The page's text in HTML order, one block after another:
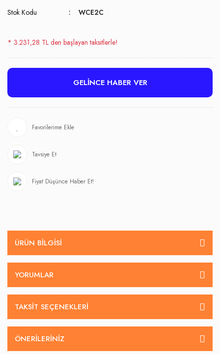
Stok Kodu WCE2C
* 3.231,28 TL den başlayan taksitlerle!
GELİNCE HABER VER
Tavsiye Et
Fiyat Düşünce Haber Et!
ÜRÜN BILGISI
YORUMLAR
TAKSIT SEÇENEKLERI
ÖNERILERINIZ